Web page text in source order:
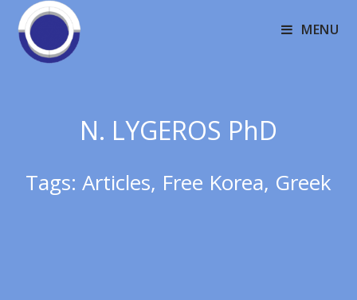
MENU
N. LYGEROS PhD
Tags: Articles, Free Korea, Greek